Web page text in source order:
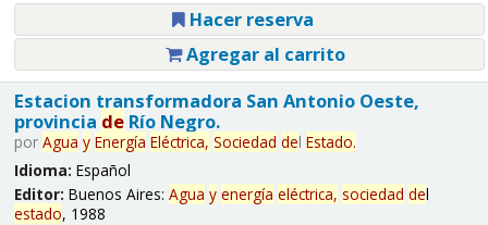
Hacer reserva
Agregar al carrito
Estacion transformadora San Antonio Oeste,
provincia deRío Negro.
por Agua y Energía Eléctrica, Sociedad del Estado.
Idioma: Español
Editor: Buenos Aires: Agua y energía eléctrica, sociedad del
estado, 1988